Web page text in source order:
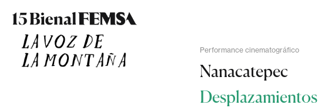
Performance cinematográfico
Nanacatepec
Desplazamientos